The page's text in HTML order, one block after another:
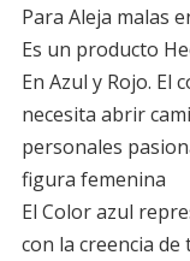
Para Aleja malas
Es un producto
En Azul y Rojo. El
necesita abrir
personales
figura femenina
El Color azul
con la creencia